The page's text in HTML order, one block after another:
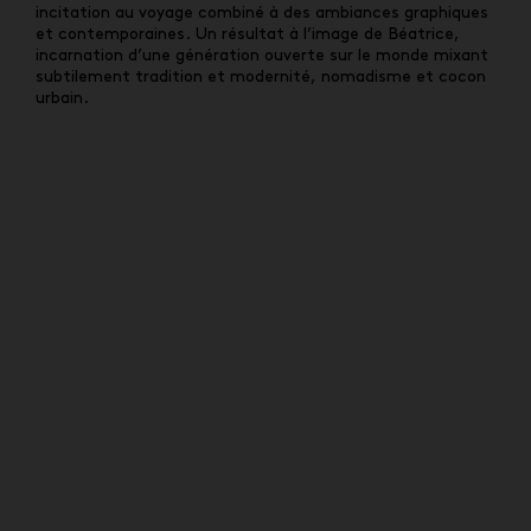
incitation au voyage combiné à des ambiances graphiques
et contemporaines. Un résultat à l’image de Béatrice,
incarnation d’une génération ouverte sur le monde mixant
subtilement tradition et modernité, nomadisme et cocon
urbain.